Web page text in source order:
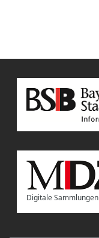
Digitale Sammlungen